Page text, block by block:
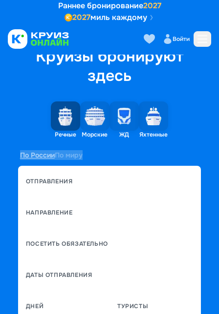
Раннее бронирование2027
2027миль каждому
Войти
Круизы бронируют
здесь
Речные Морские ЖД Яхтенные
По РоссииПо миру
ОТПРАВЛЕНИЯ
НАПРАВЛЕНИЕ
ПОСЕТИТЬ ОБЯЗАТЕЛЬНО
ДАТЫ ОТПРАВЛЕНИЯ
ДНЕЙ ТУРИСТЫ